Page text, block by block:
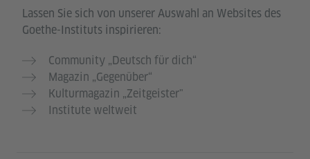
Lassen Sie sich von unserer Auswahl an Websites des
Goethe-Instituts inspirieren:
Community „Deutsch für dich“
Magazin „Gegenüber“
Kulturmagazin „Zeitgeister"
Institute weltweit